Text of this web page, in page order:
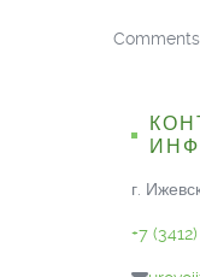
г.
+7